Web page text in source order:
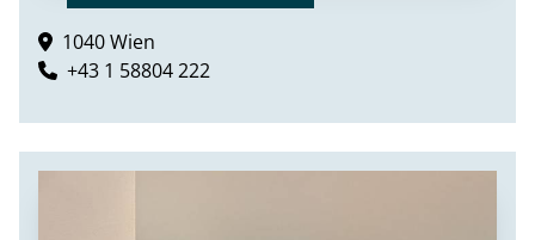
1040 Wien
+43 1 58804 222